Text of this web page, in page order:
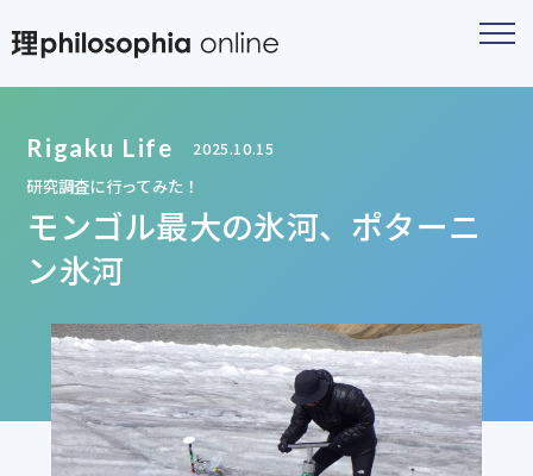
Rigaku Life 2025.10.15
研究調査に行ってみた！
モンゴル最大の氷河、ポターニ
ン氷河